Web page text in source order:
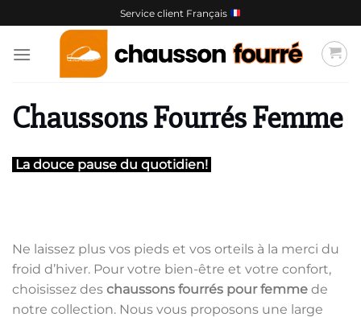
au
contenu
Service client Français
Chaussons Fourrés Femme
La douce pause du quotidien!
Ne laissez plus vos pieds et vos orteils à la merci du
froid d’hiver. Pour votre bien-être et votre confort,
choisissez des chaussons fourrés pour femme de
notre collection. Nous vous proposons une large